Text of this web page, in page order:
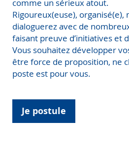
comme un sérieux atout.
Rigoureux(euse), organisé(e),
dialoguerez avec de
faisant preuve d’initiatives et
Vous souhaitez développer
être force de proposition, ne
poste est pour vous.
Je postule